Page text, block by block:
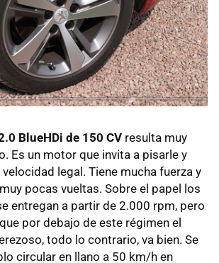
BlueHDi de 150 CV resulta muy
Es un motor que invita a pisarle y
legal. Tiene mucha fuerza y
pocas vueltas. Sobre el papel los
entregan a partir de 2.000 rpm, pero
por debajo de este régimen el
todo lo contrario, va bien. Se
circular en llano a 50 km/h en